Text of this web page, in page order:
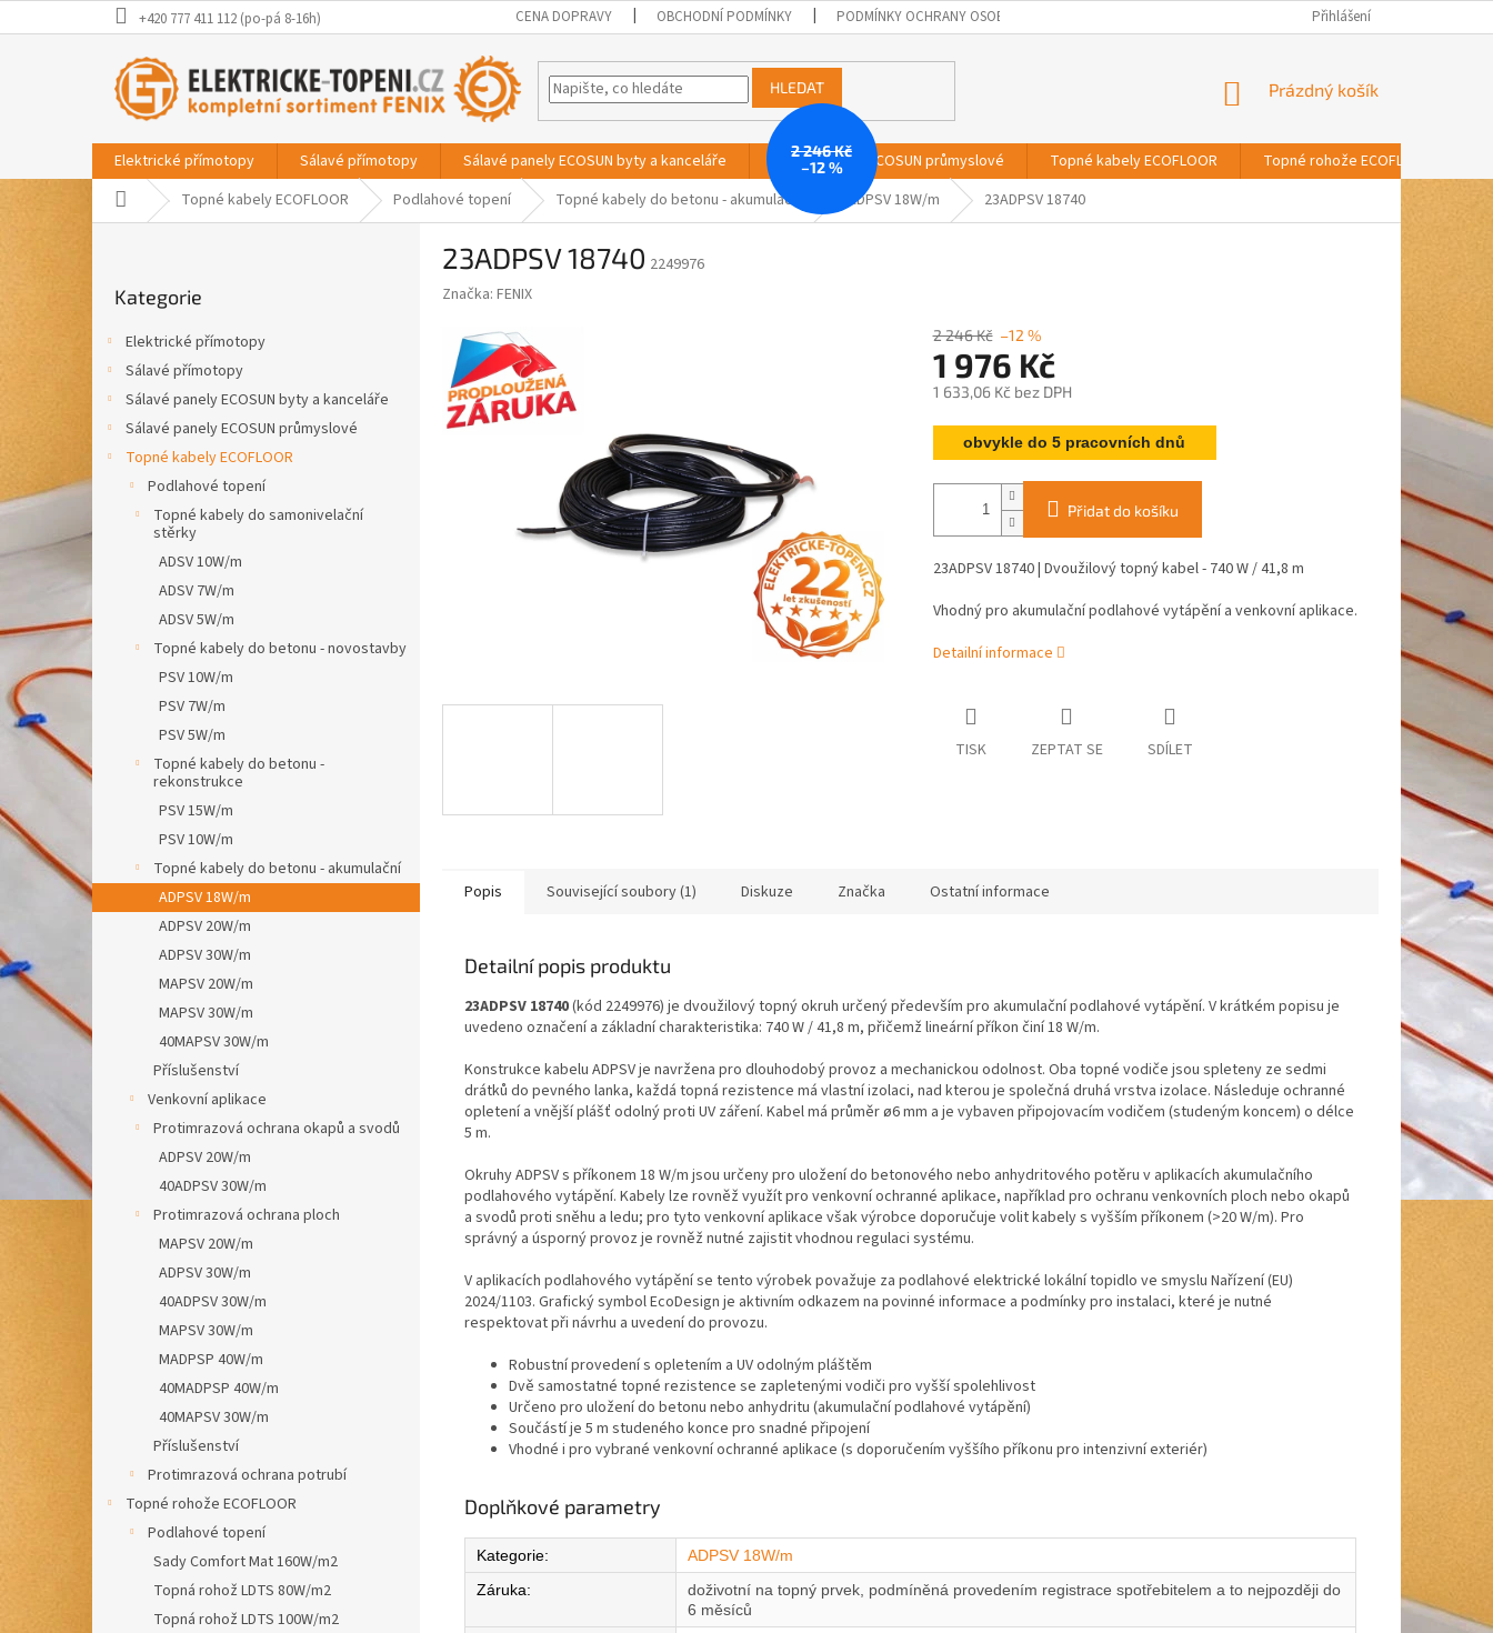
na
+420 777 411 112 (po-pá 8-16h) CENA DOPRAVY OBCHODNÍ PODMÍNKY PODMÍNKY OCHRANY OSOBNÍCH ÚDAJŮ Přihlášení
HLEDAT
NÁKUPNÍ
Prázdný košík
Elektrické přímotopy Sálavé přímotopy Sálavé panely ECOSUN byty a kanceláře Sálavé panely ECOSUN průmyslové Topné kabely ECOFLOOR Topné rohože ECOFLOOR
Domů Topné kabely ECOFLOOR Podlahové topení Topné kabely do betonu - akumulační ADPSV 18W/m 23ADPSV 18740
a
e
kategorie
Kategorie
Elektrické přímotopy
Sálavé přímotopy
Sálavé panely ECOSUN byty a kanceláře
Sálavé panely ECOSUN průmyslové
Topné kabely ECOFLOOR
Podlahové topení
Topné kabely do samonivelační
stěrky
ADSV 10W/m
ADSV 7W/m
ADSV 5W/m
Topné kabely do betonu - novostavby
PSV 10W/m
PSV 7W/m
PSV 5W/m
Topné kabely do betonu -
rekonstrukce
PSV 15W/m
PSV 10W/m
Topné kabely do betonu - akumulační
ADPSV 18W/m
ADPSV 20W/m
ADPSV 30W/m
MAPSV 20W/m
MAPSV 30W/m
40MAPSV 30W/m
Příslušenství
Venkovní aplikace
Protimrazová ochrana okapů a svodů
ADPSV 20W/m
40ADPSV 30W/m
Protimrazová ochrana ploch
MAPSV 20W/m
ADPSV 30W/m
40ADPSV 30W/m
MAPSV 30W/m
MADPSP 40W/m
40MADPSP 40W/m
40MAPSV 30W/m
Příslušenství
Protimrazová ochrana potrubí
Topné rohože ECOFLOOR
Podlahové topení
Sady Comfort Mat 160W/m2
Topná rohož LDTS 80W/m2
Topná rohož LDTS 100W/m2
23ADPSV 18740 2249976
Značka: FENIX
2 246 Kč
–12 %
2 246 Kč –12 %
1 976 Kč
1 633,06 Kč bez DPH
Měrná
cena:obvykle do 5 pracovních dnů
Přidat do košíku
23ADPSV 18740 | Dvoužilový topný kabel - 740 W / 41,8 m
Vhodný pro akumulační podlahové vytápění a venkovní aplikace.
Detailní informace
TISK ZEPTAT SE SDÍLET
Popis Související soubory (1) Diskuze Značka Ostatní informace
Detailní popis produktu
23ADPSV 18740(kód 2249976) je dvoužilový topný okruh určený především pro akumulační podlahové vytápění. V krátkém popisu je
uvedeno označení a základní charakteristika: 740 W / 41,8 m, přičemž lineární příkon činí 18 W/m.
Konstrukce kabelu ADPSV je navržena pro dlouhodobý provoz a mechanickou odolnost. Oba topné vodiče jsou spleteny ze sedmi
drátků do pevného lanka, každá topná rezistence má vlastní izolaci, nad kterou je společná druhá vrstva izolace. Následuje ochranné
opletení a vnější plášť odolný proti UV záření. Kabel má průměr ø6 mm a je vybaven připojovacím vodičem (studeným koncem) o délce
5 m.
Okruhy ADPSV s příkonem 18 W/m jsou určeny pro uložení do betonového nebo anhydritového potěru v aplikacích akumulačního
podlahového vytápění. Kabely lze rovněž využít pro venkovní ochranné aplikace, například pro ochranu venkovních ploch nebo okapů
a svodů proti sněhu a ledu; pro tyto venkovní aplikace však výrobce doporučuje volit kabely s vyšším příkonem (>20 W/m). Pro
správný a úsporný provoz je rovněž nutné zajistit vhodnou regulaci systému.
V aplikacích podlahového vytápění se tento výrobek považuje za podlahové elektrické lokální topidlo ve smyslu Nařízení (EU)
2024/1103. Grafický symbol EcoDesign je aktivním odkazem na povinné informace a podmínky pro instalaci, které je nutné
respektovat při návrhu a uvedení do provozu.
Robustní provedení s opletením a UV odolným pláštěm
Dvě samostatné topné rezistence se zapletenými vodiči pro vyšší spolehlivost
Určeno pro uložení do betonu nebo anhydritu (akumulační podlahové vytápění)
Součástí je 5 m studeného konce pro snadné připojení
Vhodné i pro vybrané venkovní ochranné aplikace (s doporučením vyššího příkonu pro intenzivní exteriér)
Doplňkové parametry
Kategorie:
ADPSV 18W/m
Záruka:
doživotní na topný prvek, podmíněná provedením registrace spotřebitelem a to nejpozději do
6 měsíců